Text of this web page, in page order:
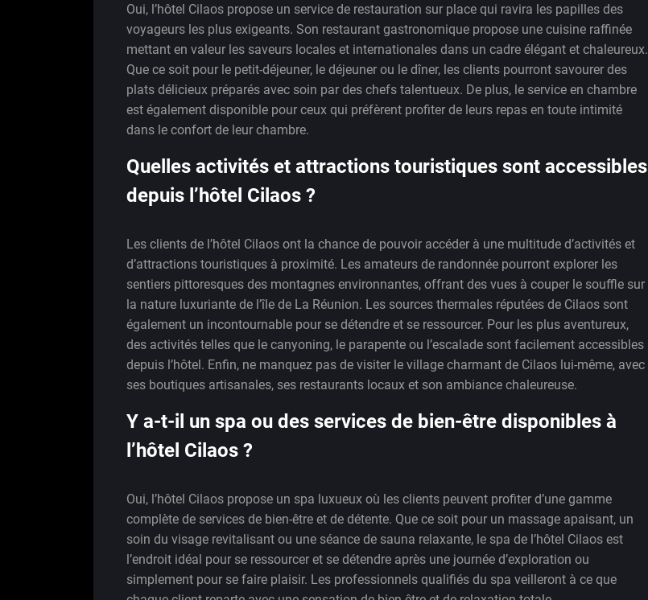
Oui, l’hôtel Cilaos propose un service de restauration sur place qui ravira les papilles des
voyageurs les plus exigeants. Son restaurant gastronomique propose une cuisine raffinée
mettant en valeur les saveurs locales et internationales dans un cadre élégant et chaleureux.
Que ce soit pour le petit-déjeuner, le déjeuner ou le dîner, les clients pourront savourer des
plats délicieux préparés avec soin par des chefs talentueux. De plus, le service en chambre
est également disponible pour ceux qui préfèrent profiter de leurs repas en toute intimité
dans le confort de leur chambre.
Quelles activités et attractions touristiques sont accessibles
depuis l’hôtel Cilaos ?
Les clients de l’hôtel Cilaos ont la chance de pouvoir accéder à une multitude d’activités et
d’attractions touristiques à proximité. Les amateurs de randonnée pourront explorer les
sentiers pittoresques des montagnes environnantes, offrant des vues à couper le souffle sur
la nature luxuriante de l’île de La Réunion. Les sources thermales réputées de Cilaos sont
également un incontournable pour se détendre et se ressourcer. Pour les plus aventureux,
des activités telles que le canyoning, le parapente ou l’escalade sont facilement accessibles
depuis l’hôtel. Enfin, ne manquez pas de visiter le village charmant de Cilaos lui-même, avec
ses boutiques artisanales, ses restaurants locaux et son ambiance chaleureuse.
Y a-t-il un spa ou des services de bien-être disponibles à
l’hôtel Cilaos ?
Oui, l’hôtel Cilaos propose un spa luxueux où les clients peuvent profiter d’une gamme
complète de services de bien-être et de détente. Que ce soit pour un massage apaisant, un
soin du visage revitalisant ou une séance de sauna relaxante, le spa de l’hôtel Cilaos est
l’endroit idéal pour se ressourcer et se détendre après une journée d’exploration ou
simplement pour se faire plaisir. Les professionnels qualifiés du spa veilleront à ce que